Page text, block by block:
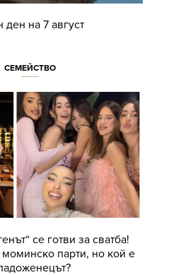
ден на 7 август
СЕМЕЙСТВО
се готви за сватба!
парти, но кой е